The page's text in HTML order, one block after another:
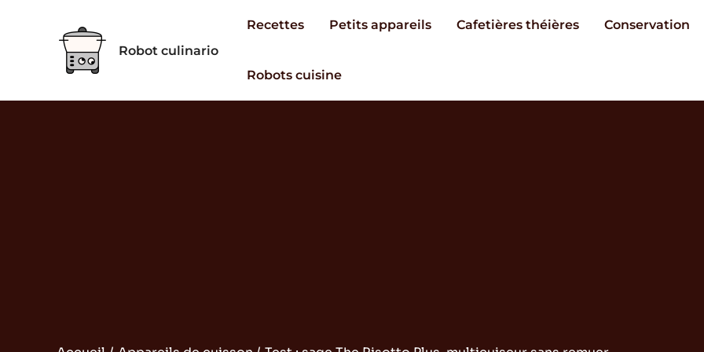
Robot culinario
Recettes Petits appareils Cafetières théières Conservation
Robots cuisine